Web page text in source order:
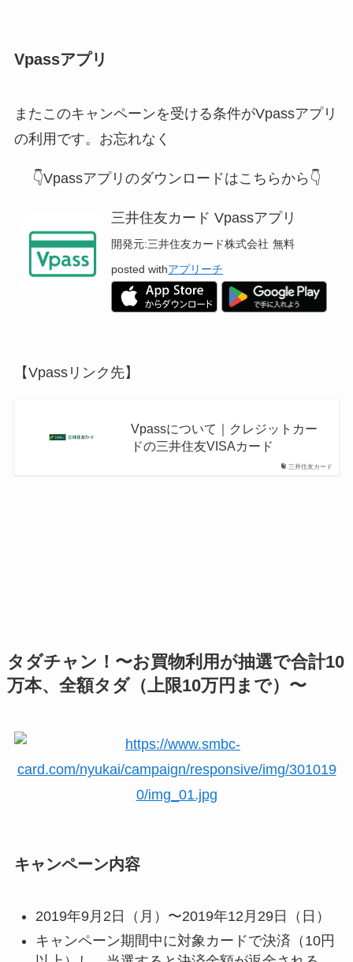
Vpassアプリ
またこのキャンペーンを受ける条件がVpassアプリ
の利用です。お忘れなく
👇Vpassアプリのダウンロードはこちらから👇
三井住友カード Vpassアプリ
開発元:三井住友カード株式会社 無料
posted withアプリーチ
【Vpassリンク先】
三井住友カード
Vpassについて｜クレジットカー
ドの三井住友VISAカード
タダチャン！〜お買物利用が抽選で合計10
万本、全額タダ（上限10万円まで）〜
キャンペーン内容
2019年9月2日（月）〜2019年12月29日（日）
キャンペーン期間中に対象カードで決済（10円